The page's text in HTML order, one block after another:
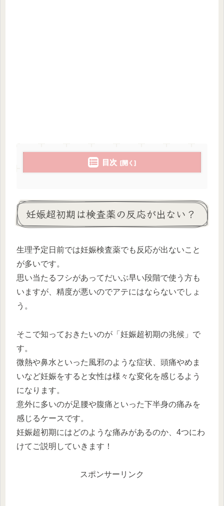
目次
妊娠超初期は検査薬の反応が出ない？
生理予定日前では妊娠検査薬でも反応が出ないこと
が多いです。
思い当たるフシがあってだいぶ早い段階で使う方も
いますが、精度が悪いのでアテにはならないでしょ
う。
そこで知っておきたいのが「妊娠超初期の兆候」で
す。
微熱や鼻水といった風邪のような症状、頭痛やめま
いなど妊娠をすると女性は様々な変化を感じるよう
になります。
意外に多いのが足腰や腹痛といった下半身の痛みを
感じるケースです。
妊娠超初期にはどのような痛みがあるのか、4つにわ
けてご説明していきます！
スポンサーリンク